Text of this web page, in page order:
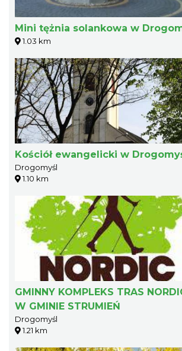
Mini tężnia solankowa w
1.03 km
Kościół ewangelicki w
Drogomyśl
1.10 km
GMINNY KOMPLEKS TRAS
W GMINIE STRUMIEŃ
Drogomyśl
1.21 km